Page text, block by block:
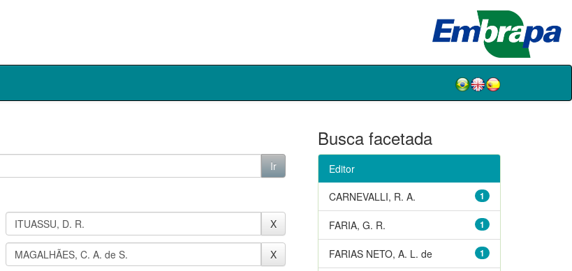
Busca facetada
Editor
1
CARNEVALLI, R. A.
1
FARIA, G. R.
1
FARIAS NETO, A. L. de